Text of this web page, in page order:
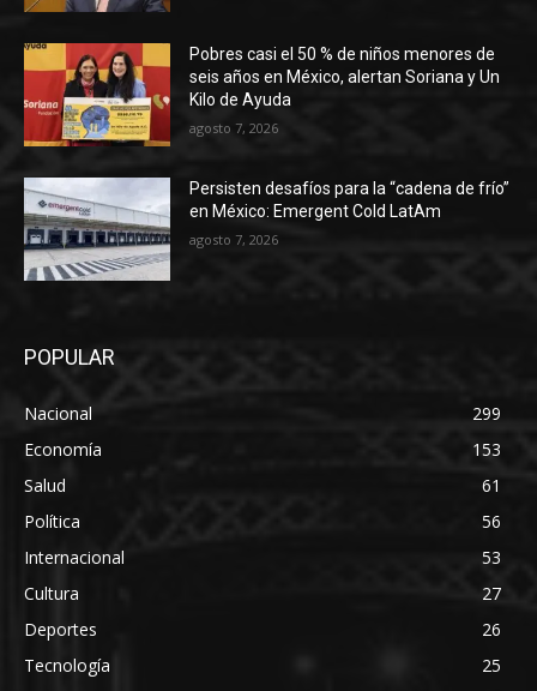
Pobres casi el 50 % de niños menores de
seis años en México, alertan Soriana y Un
Kilo de Ayuda
agosto 7, 2026
Persisten desafíos para la “cadena de frío”
en México: Emergent Cold LatAm
agosto 7, 2026
POPULAR
Nacional
299
Economía
153
Salud
61
Política
56
Internacional
53
Cultura
27
Deportes
26
Tecnología
25